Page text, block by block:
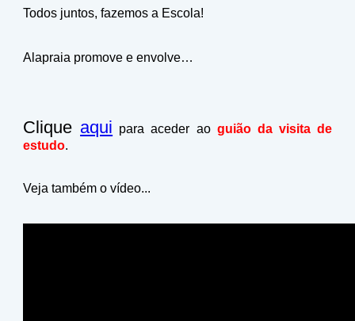
Todos juntos, fazemos a Escola!
Alapraia promove e envolve…
Clique aqui para aceder ao guião da visita de
estudo.
Veja também o vídeo...